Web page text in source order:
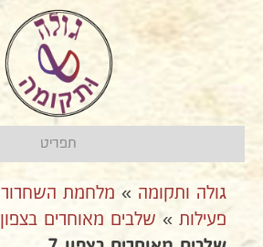
תפריט
גולה ותקומה » מלחמת השחרור
פעילות » שלבים מאוחרים בצפון